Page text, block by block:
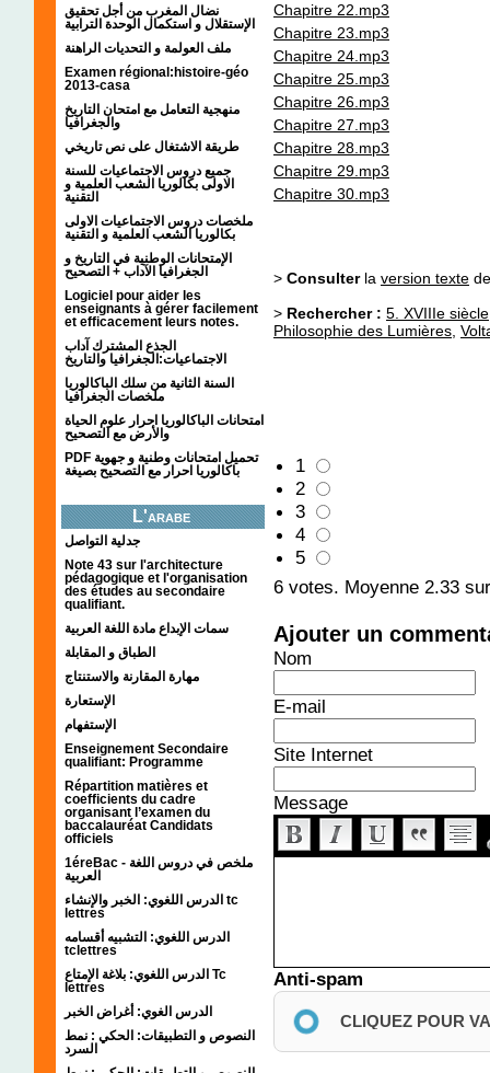
نضال المغرب من أجل تحقيق
الإستقلال و استكمال الوحدة الترابية
ملف العولمة و التحديات الراهنة
Examen régional:histoire-géo
2013-casa
منهجية التعامل مع امتحان التاريخ
والجغرافيا
طريقة الاشتغال على نص تاريخي
جميع دروس الاجتماعيات للسنة
الاولى بكالوريا الشعب العلمية و
التقنية
ملخصات دروس الاجتماعيات الاولى
بكالوريا الشعب العلمية و التقنية
الإمتحانات الوطنية في التاريخ و
الجغرافيا الآداب + التصحيح
Logiciel pour aider les
enseignants à gérer facilement
et efficacement leurs notes.
الجذع المشترك آداب
الاجتماعيات:الجغرافيا والتاريخ
السنة الثانية من سلك الباكالوريا
ملخصات الجغرافيا
امتحانات الباكالوريا احرار علوم الحياة
والأرض مع التصحيح
PDF تحميل امتحانات وطنية و جهوية
باكالوريا احرار مع التصحيح بصيغة
L'arabe
جدلية التواصل
Note 43 sur l'architecture
pédagogique et l'organisation
des études au secondaire
qualifiant.
سمات الإبداع مادة اللغة العربية
الطباق و المقابلة
مهارة المقارنة والاستنتاج
الإستعارة
الإستفهام
Enseignement Secondaire
qualifiant: Programme
Répartition matières et
coefficients du cadre
organisant l’examen du
baccalauréat Candidats
officiels
1éreBac - ملخص في دروس اللغة
العربية
الدرس اللغوي: الخبر والإنشاء tc
lettres
الدرس اللغوي: التشبيه أقسامه
tclettres
الدرس اللغوي: بلاغة الإمتاع Tc
lettres
الدرس الغوي: أغراض الخبر
النصوص و التطبيقات: الحكي : نمط
السرد
Chapitre 22.mp3
Chapitre 23.mp3
Chapitre 24.mp3
Chapitre 25.mp3
Chapitre 26.mp3
Chapitre 27.mp3
Chapitre 28.mp3
Chapitre 29.mp3
Chapitre 30.mp3
> Consulterla version texte
> Rechercher : 5. XVIIIe siècle
Philosophie des Lumières
1
2
3
4
5
6 votes. Moyenne 2.33
Ajouter un
Nom
E-mail
Site Internet
Message
Anti-spam
CLIQUEZ POUR